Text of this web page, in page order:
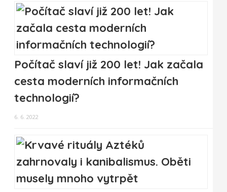
Počítač slaví již 200 let! Jak začala
cesta moderních informačních
technologií?
6. 6. 2022